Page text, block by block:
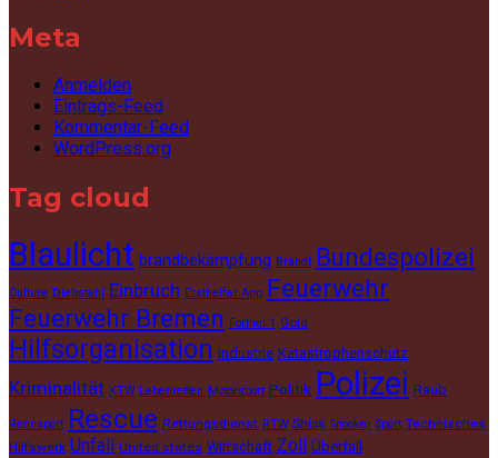
Meta
Anmelden
Eintrags-Feed
Kommentar-Feed
WordPress.org
Tag cloud
Blaulicht brandbekämpfung Brandt Bundespolizei
Culture Diebstahl Einbruch Ersthelfer App Feuerwehr
Feuerwehr Bremen
Formel 1 Gold
Hilfsorganisation Industrie Katastrophenschutz
Kriminalität KTW Lebenretten Motorsport Politik Polizei Raub
Rennsport Rescue Rettungsdienst RTW Ships Snooker Sport Technisches
Hilfswerk Unfall United states Wirtschaft Zoll Überfall